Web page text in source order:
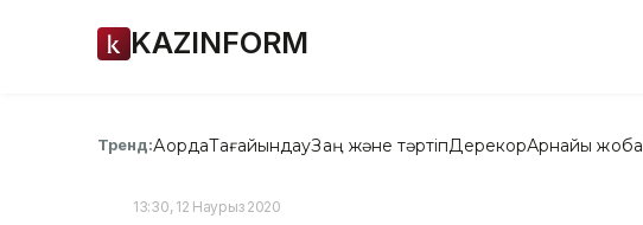
KAZINFORM
Тренд:АқордаТағайындауЗаң және тәртіпДерекқорАрнайы жоба
13:30, 12 Наурыз 2020